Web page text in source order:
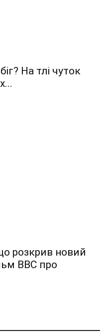
На тлі чуток
розкрив новий
ВВС про